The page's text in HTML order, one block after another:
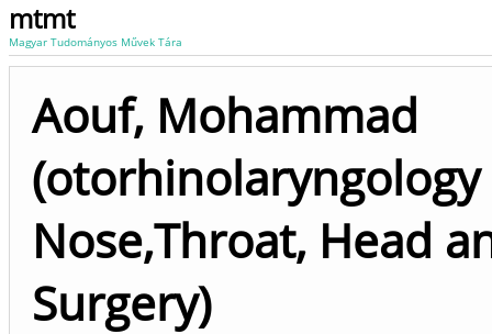
mtmt
Magyar Tudományos Művek Tára
Aouf, Mohammad
(otorhinolaryngology
Nose,Throat, Head
Surgery)